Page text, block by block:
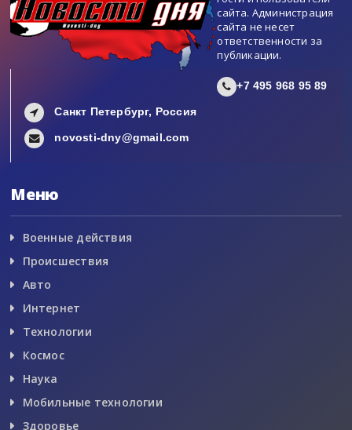
сайта. Администрация
сайта не несет
ответственности за
публикации.
+7 495 968 95 89
Санкт Петербург, Россия
novosti-dny@gmail.com
Меню
Военные действия
Происшествия
Авто
Интернет
Технологии
Космос
Наука
Мобильные технологии
Здоровье